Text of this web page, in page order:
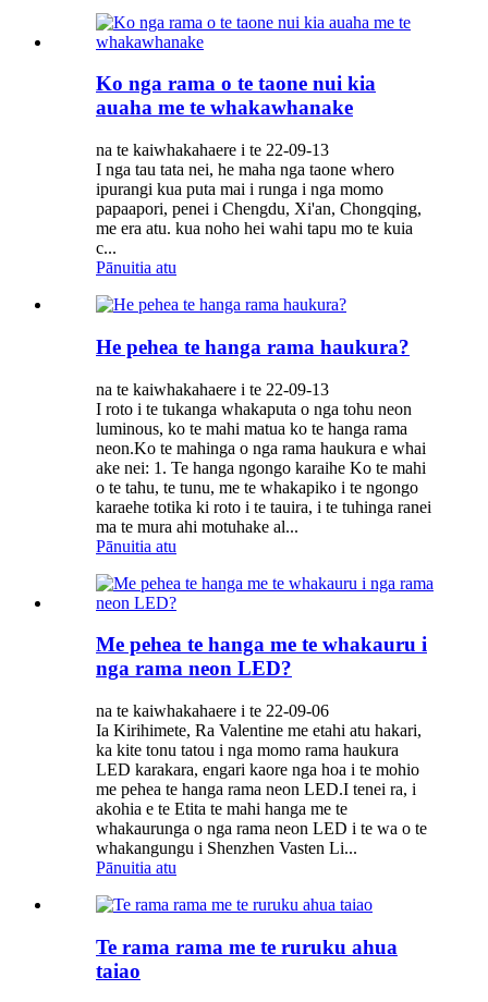
Ko nga rama o te taone nui kia
auaha me te whakawhanake
na te kaiwhakahaere i te 22-09-13
I nga tau tata nei, he maha nga taone whero
ipurangi kua puta mai i runga i nga momo
papaapori, penei i Chengdu, Xi'an, Chongqing,
me era atu. kua noho hei wahi tapu mo te kuia
c...
Pānuitia atu
He pehea te hanga rama haukura?
na te kaiwhakahaere i te 22-09-13
I roto i te tukanga whakaputa o nga tohu neon
luminous, ko te mahi matua ko te hanga rama
neon.Ko te mahinga o nga rama haukura e whai
ake nei: 1. Te hanga ngongo karaihe Ko te mahi
o te tahu, te tunu, me te whakapiko i te ngongo
karaehe totika ki roto i te tauira, i te tuhinga ranei
ma te mura ahi motuhake al...
Pānuitia atu
Me pehea te hanga me te whakauru i
nga rama neon LED?
na te kaiwhakahaere i te 22-09-06
Ia Kirihimete, Ra Valentine me etahi atu hakari,
ka kite tonu tatou i nga momo rama haukura
LED karakara, engari kaore nga hoa i te mohio
me pehea te hanga rama neon LED.I tenei ra, i
akohia e te Etita te mahi hanga me te
whakaurunga o nga rama neon LED i te wa o te
whakangungu i Shenzhen Vasten Li...
Pānuitia atu
Te rama rama me te ruruku ahua
taiao